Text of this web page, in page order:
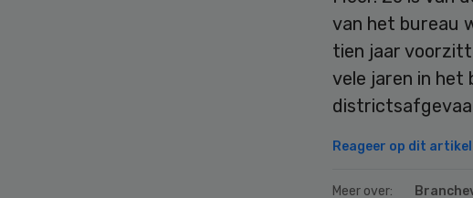
van het bureau
tien jaar
vele jaren in het
Reageer op dit artikel
Meer over: